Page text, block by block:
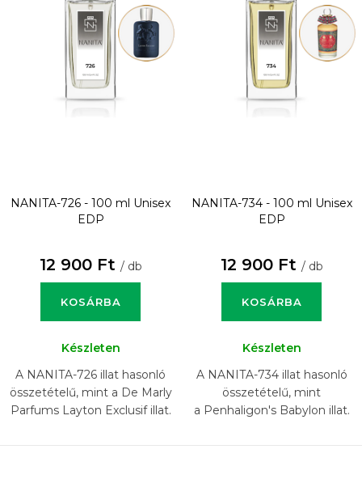
NANITA-726 - 100 ml Unisex
EDP
12 900 Ft / db
KOSÁRBA
Készleten
A NANITA-726 illat hasonló
összetételű, mint a De Marly
Parfums Layton Exclusif illat.
NANITA-734 - 100 ml Unisex
EDP
12 900 Ft / db
KOSÁRBA
Készleten
A NANITA-734 illat hasonló
összetételű, mint
a Penhaligon's Babylon illat.